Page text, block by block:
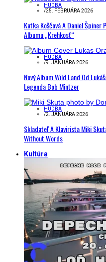
HUDBA
/25. FEBRUÁRA 2026
Katka Koščová A Daniel Špiner
Albumu „Krehkosť“
HUDBA
/9. JANUÁRA 2026
Nový Album Wild Land Od
Legenda Bob Mintzer
HUDBA
/2. JANUÁRA 2026
Skladateľ A Klavirista Miki
Without Words
Kultúra